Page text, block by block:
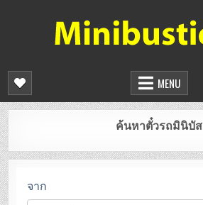
จองตั๋วรถมินิบัสออนไลน์
MENU
ค้นหาตั๋วรถมินิบัส